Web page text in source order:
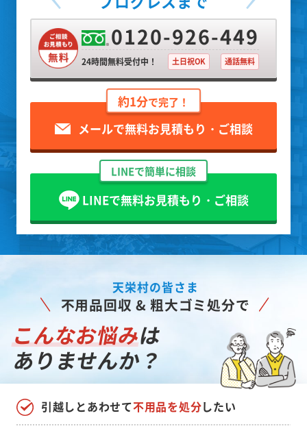
0120-926-449
24時間無料受付中！ 土日祝OK 通話無料
約1分で完了！
メールで無料お見積もり・ご相談
LINEで簡単に相談
LINEで無料お見積もり・ご相談
天栄村の皆さま
不用品回収 & 粗大ゴミ処分で
こんなお悩みは
ありませんか？
引越しとあわせて不用品を処分したい